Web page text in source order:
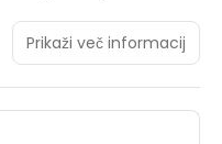
such as
shopping on site,
features at this Art Deco
room, tour/ticket
Prikaži več informacij